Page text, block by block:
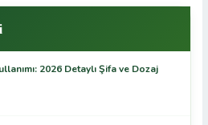
2026 Detaylı Şifa ve Dozaj